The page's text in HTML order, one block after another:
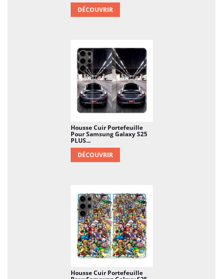
DÉCOUVRIR
Housse Cuir Portefeuille
Pour Samsung Galaxy S25
PLUS...
DÉCOUVRIR
Housse Cuir Portefeuille